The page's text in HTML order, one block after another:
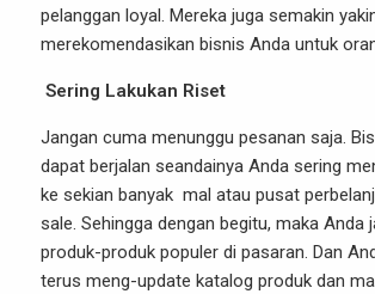
pelanggan loyal. Mereka juga semakin
merekomendasikan bisnis Anda untuk
Sering Lakukan Riset
Jangan cuma menunggu pesanan saja.
dapat berjalan seandainya Anda sering
ke sekian banyak mal atau pusat
sale. Sehingga dengan begitu, maka Anda
produk-produk populer di pasaran. Dan
terus meng-update katalog produk dan